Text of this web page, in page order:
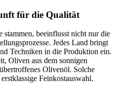
für die Qualität
stammen, beeinflusst nicht nur die
Jedes Land bringt
Techniken in die Produktion ein.
Oliven aus dem sonnigen
Olivenöl. Solche
Feinkostauswahl.